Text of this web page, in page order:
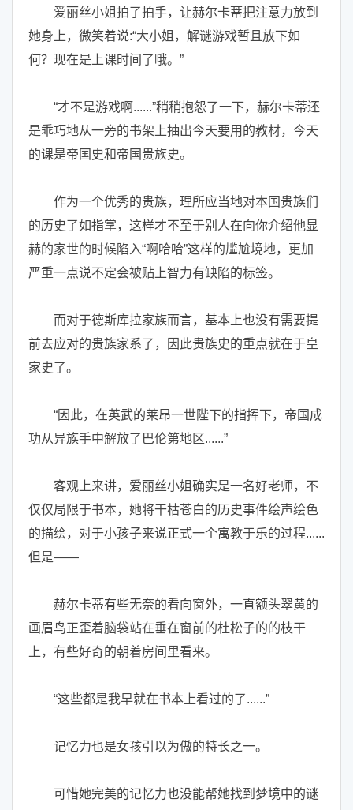
爱丽丝小姐拍了拍手，让赫尔卡蒂把注意力放到
她身上，微笑着说:“大小姐，解谜游戏暂且放下如
何？现在是上课时间了哦。”
“才不是游戏啊......”稍稍抱怨了一下，赫尔卡蒂还
是乖巧地从一旁的书架上抽出今天要用的教材，今天
的课是帝国史和帝国贵族史。
作为一个优秀的贵族，理所应当地对本国贵族们
的历史了如指掌，这样才不至于别人在向你介绍他显
赫的家世的时候陷入“啊哈哈”这样的尴尬境地，更加
严重一点说不定会被贴上智力有缺陷的标签。
而对于德斯库拉家族而言，基本上也没有需要提
前去应对的贵族家系了，因此贵族史的重点就在于皇
家史了。
“因此，在英武的莱昂一世陛下的指挥下，帝国成
功从异族手中解放了巴伦第地区......”
客观上来讲，爱丽丝小姐确实是一名好老师，不
仅仅局限于书本，她将干枯苍白的历史事件绘声绘色
的描绘，对于小孩子来说正式一个寓教于乐的过程......
但是——
赫尔卡蒂有些无奈的看向窗外，一直额头翠黄的
画眉鸟正歪着脑袋站在垂在窗前的杜松子的的枝干
上，有些好奇的朝着房间里看来。
“这些都是我早就在书本上看过的了......”
记忆力也是女孩引以为傲的特长之一。
可惜她完美的记忆力也没能帮她找到梦境中的谜